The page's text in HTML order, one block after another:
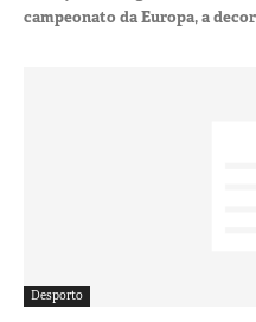
campeonato da Europa, a
Desporto